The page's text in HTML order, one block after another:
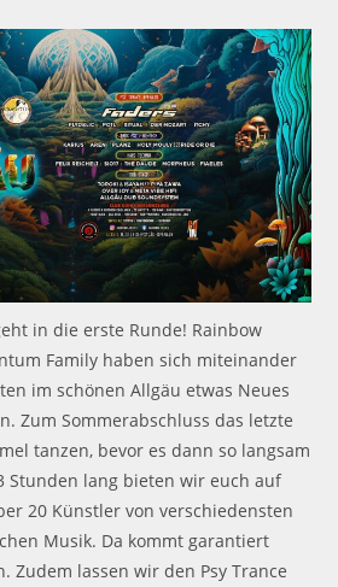
in die erste Runde! Rainbow
Family haben sich miteinander
im schönen Allgäu etwas Neues
Zum Sommerabschluss das letzte
tanzen, bevor es dann so langsam
Stunden lang bieten wir euch auf
20 Künstler von verschiedensten
Musik. Da kommt garantiert
Zudem lassen wir den Psy Trance